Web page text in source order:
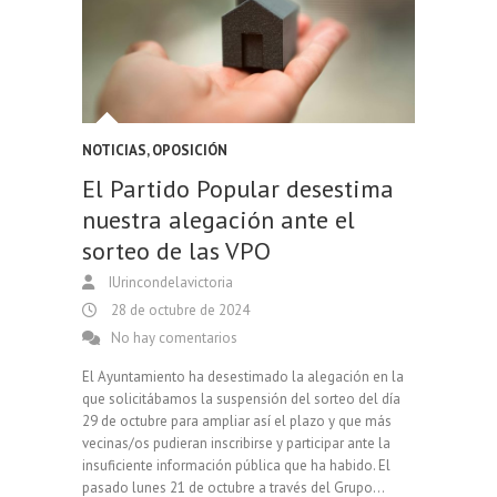
NOTICIAS,OPOSICIÓN
El Partido Popular desestima
nuestra alegación ante el
sorteo de las VPO
IUrincondelavictoria
28 de octubre de 2024
No hay comentarios
El Ayuntamiento ha desestimado la alegación en la
que solicitábamos la suspensión del sorteo del día
29 de octubre para ampliar así el plazo y que más
vecinas/os pudieran inscribirse y participar ante la
insuficiente información pública que ha habido. El
pasado lunes 21 de octubre a través del Grupo…